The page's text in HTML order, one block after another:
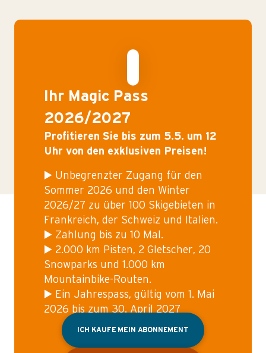
Ihr Magic Pass
2026/2027
Profitieren Sie bis zum 5.5. um 12
Uhr von den exklusiven Preisen!
▶️ Unbegrenzter Zugang für den
Sommer 2026 und den Winter
2026/27 zu über 100 Skigebieten in
Frankreich, der Schweiz und Italien.
▶️ Zahlung bis zu 10 Mal.
▶️ 2.000 km Pisten, 2 Gletscher, 20
Snowparks und 1.000 km
Mountainbike-Routen.
▶️ Ein Jahrespass, gültig vom 1. Mai
2026 bis zum 30. April 2027
ICH KAUFE MEIN ABONNEMENT